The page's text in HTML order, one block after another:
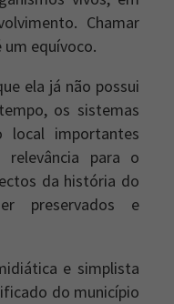
Chamar
equívoco.
ela já não possui
os sistemas
local importantes
para o
da história do
preservados e
e simplista
do município